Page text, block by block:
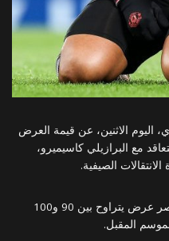
الاثنين، عن قيمة العرض
مع البرازيلي كاسيميرو،
الصيفية.
وبحسب موقع “كوت أوفسايد” يجهز النصر عرض يتراوح بين 90 و100
المقبل.